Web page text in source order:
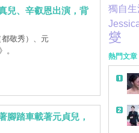
兒、辛叡恩出演，背
敬秀）、元
。
腳踏車載著元貞兒，
獨自生
燮
熱門文章